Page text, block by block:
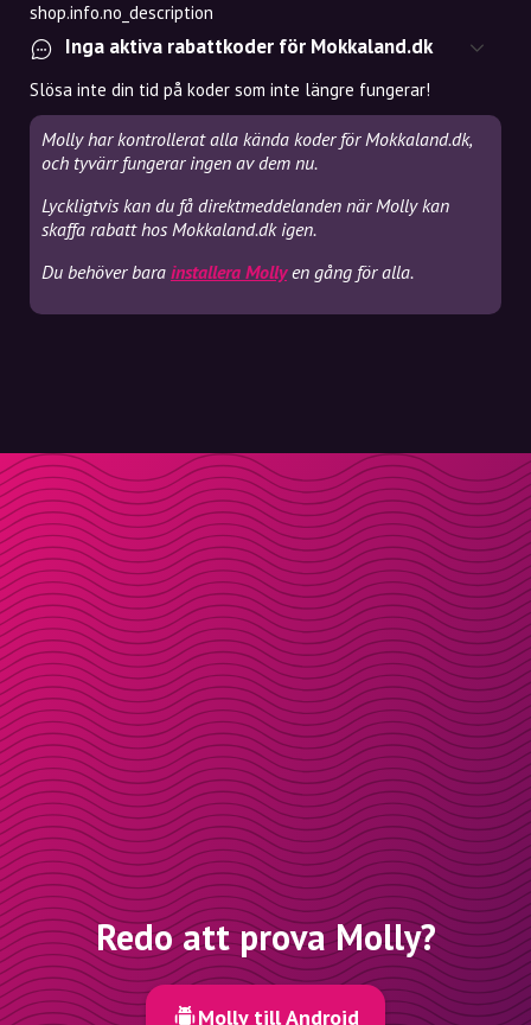
shop.info.no_description
Inga aktiva rabattkoder för Mokkaland.dk
Slösa inte din tid på koder som inte längre fungerar!
Molly har kontrollerat alla kända koder för Mokkaland.dk,
och tyvärr fungerar ingen av dem nu.
Lyckligtvis kan du få direktmeddelanden när Molly kan
skaffa rabatt hos Mokkaland.dk igen.
Du behöver bara installera Mollyen gång för alla.
Redo att prova Molly?
Molly till Android